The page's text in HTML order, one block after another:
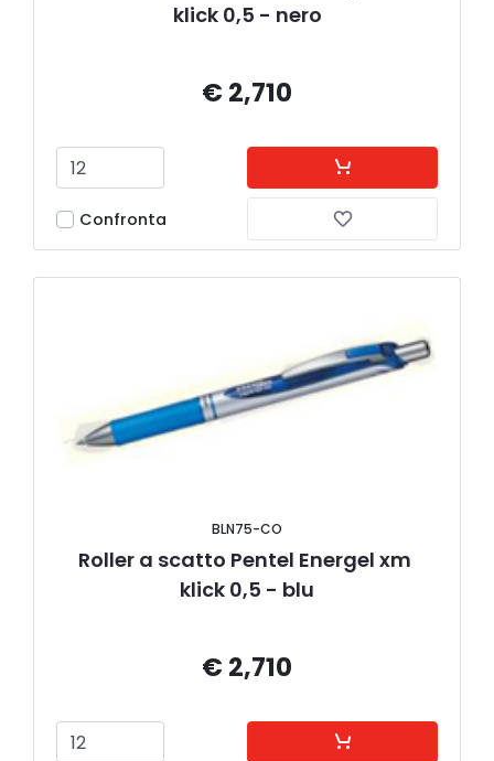
klick 0,5 - nero
€ 2,710
Confronta
BLN75-CO
Roller a scatto Pentel Energel xm
klick 0,5 - blu
€ 2,710